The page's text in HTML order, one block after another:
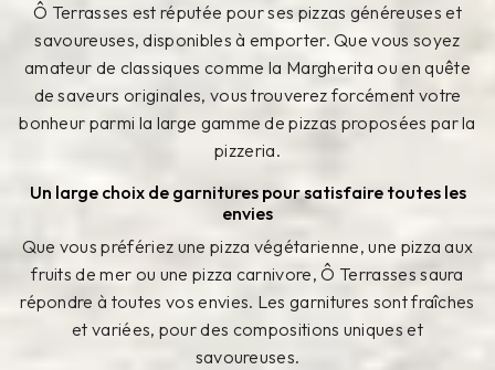
Ô Terrasses est réputée pour ses pizzas généreuses et
savoureuses, disponibles à emporter. Que vous soyez
amateur de classiques comme la Margherita ou en quête
de saveurs originales, vous trouverez forcément votre
bonheur parmi la large gamme de pizzas proposées par la
pizzeria.
Un large choix de garnitures pour satisfaire toutes les
envies
Que vous préfériez une pizza végétarienne, une pizza aux
fruits de mer ou une pizza carnivore, Ô Terrasses saura
répondre à toutes vos envies. Les garnitures sont fraîches
et variées, pour des compositions uniques et
savoureuses.